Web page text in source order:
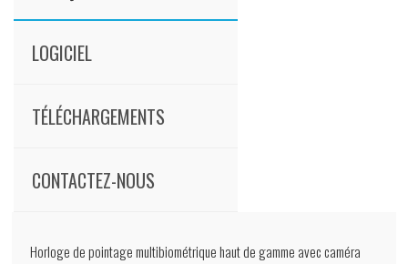
LOGICIEL
TÉLÉCHARGEMENTS
CONTACTEZ-NOUS
Horloge de pointage multibiométrique haut de gamme avec caméra